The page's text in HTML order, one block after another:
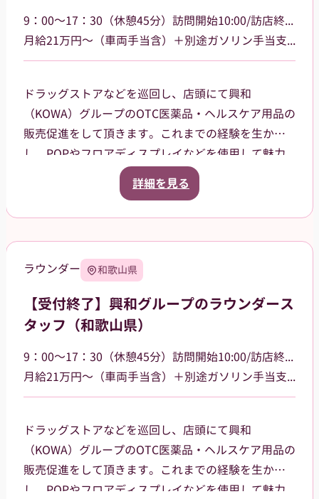
9：00～17：30（休憩45分）訪問開始10:00/訪店終了17:00
月給21万円～（車両手当含）＋別途ガソリン手当支給 その他手当あり
ドラッグストアなどを巡回し、店頭にて興和
（KOWA）グループのOTC医薬品・ヘルスケア用品の
販売促進をして頂きます。これまでの経験を生か
し、POPやフロアディスプレイなどを使用して魅力
的な売場作りをお願いします。また、商品や稼働に
関する研修などは、事前に担当者から数日間行いま
岐阜県岐阜市、大垣市を中心に、周辺エリアなども
詳細を見る
ラウンダー 和歌山県
【受付終了】興和グループのラウンダース
タッフ（和歌山県）
9：00～17：30（休憩45分）訪問開始10:00/訪店終了17:00
月給21万円～（車両手当含）＋別途ガソリン手当支給 その他手当あり
ドラッグストアなどを巡回し、店頭にて興和
（KOWA）グループのOTC医薬品・ヘルスケア用品の
販売促進をして頂きます。これまでの経験を生か
し、POPやフロアディスプレイなどを使用して魅力